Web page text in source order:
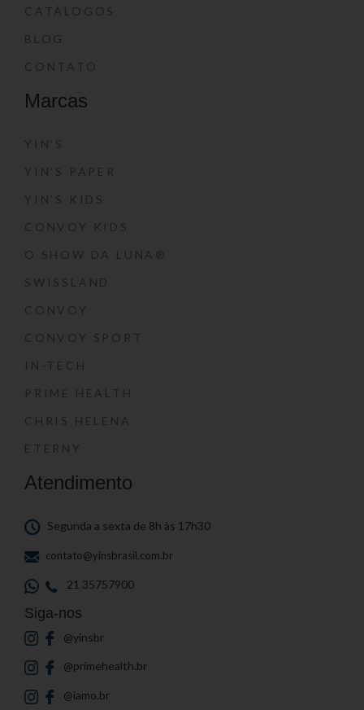
CATÁLOGOS
BLOG
CONTATO
Marcas
YIN’S
YIN’S PAPER
YIN’S KIDS
CONVOY KIDS
O SHOW DA LUNA®
SWISSLAND
CONVOY
CONVOY SPORT
IN-TECH
PRIME HEALTH
CHRIS HELENA
ETERNY
Atendimento
Segunda a sexta de 8h às 17h30
contato@yinsbrasil.com.br
21 35757900
Siga-nos
@yinsbr
@primehealth.br
@iamo.br